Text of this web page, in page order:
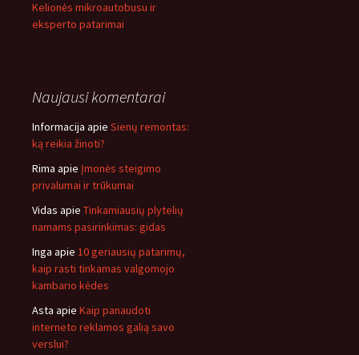
Kelionės mikroautobusu ir
eksperto patarimai
Naujausi komentarai
Informacija apie Sienų remontas:
ką reikia žinoti?
Rima apie Įmonės steigimo
privalumai ir trūkumai
Vidas apie Tinkamiausių plytelių
namams pasirinkimas: gidas
Inga apie 10 geriausių patarimų,
kaip rasti tinkamas valgomojo
kambario kėdes
Asta apie Kaip panaudoti
interneto reklamos galią savo
verslui?